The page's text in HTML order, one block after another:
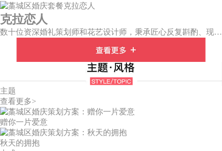
克拉恋人
数十位资深婚礼策划师和花艺设计师，秉承匠心反复斟酌、现场测试，精选1000多支高仿鲜花以及独家定制的哑光金色铁艺钻石造型，打造出欧式梦幻舞台。
主题
查看更多>
赠你一片爱意
秋天的拥抱